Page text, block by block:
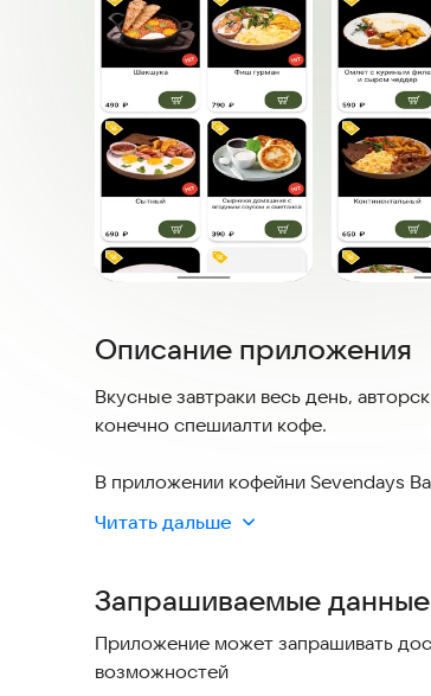
Описание приложения
Вкусные завтраки весь день,
конечно спешиалти кофе.
В приложении кофейни Sevendays
калорийность, а также теперь вам
загляните к нам в гости, выберите
С приложением кофейни
городу всего в пару кликов.
Читать дальше
Запрашиваемые данные
Приложение может запрашивать
возможностей